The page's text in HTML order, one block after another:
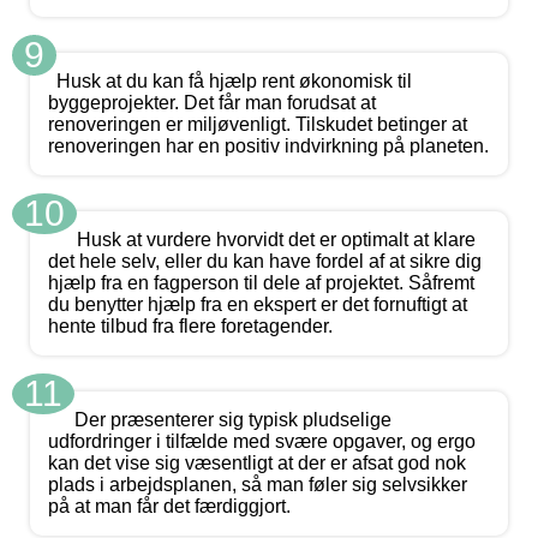
9
Husk at du kan få hjælp rent økonomisk til
byggeprojekter. Det får man forudsat at
renoveringen er miljøvenligt. Tilskudet betinger at
renoveringen har en positiv indvirkning på planeten.
10
Husk at vurdere hvorvidt det er optimalt at klare
det hele selv, eller du kan have fordel af at sikre dig
hjælp fra en fagperson til dele af projektet. Såfremt
du benytter hjælp fra en ekspert er det fornuftigt at
hente tilbud fra flere foretagender.
11
Der præsenterer sig typisk pludselige
udfordringer i tilfælde med svære opgaver, og ergo
kan det vise sig væsentligt at der er afsat god nok
plads i arbejdsplanen, så man føler sig selvsikker
på at man får det færdiggjort.